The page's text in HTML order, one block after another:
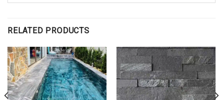
RELATED PRODUCTS